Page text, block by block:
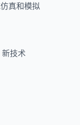
真和模拟
技术